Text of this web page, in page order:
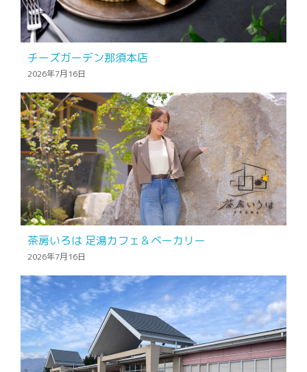
チーズガーデン那須本店
2026年7月16日
茶房いろは 足湯カフェ＆ベーカリー
2026年7月16日